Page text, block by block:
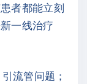
者都能立刻
一线治疗
流管问题；